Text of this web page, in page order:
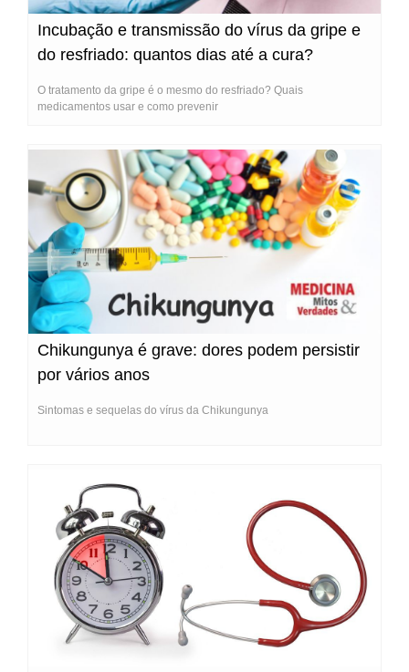
Incubação e transmissão do vírus da gripe e
do resfriado: quantos dias até a cura?
O tratamento da gripe é o mesmo do resfriado? Quais
medicamentos usar e como prevenir
Chikungunya é grave: dores podem persistir
por vários anos
Sintomas e sequelas do vírus da Chikungunya